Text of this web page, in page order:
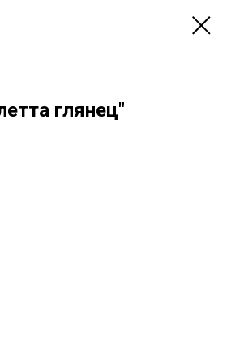
глянец"